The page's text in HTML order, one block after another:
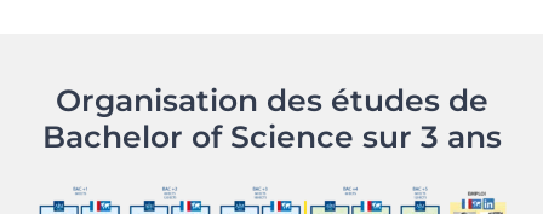
Organisation des études de
Bachelor of Science sur 3 ans